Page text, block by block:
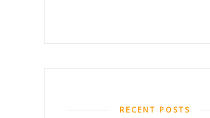
RECENT POSTS